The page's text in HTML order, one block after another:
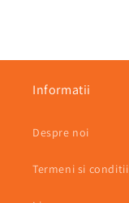
Informatii
Despre noi
Termeni si conditii